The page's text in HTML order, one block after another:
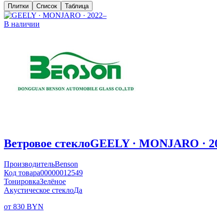
Плитки Список Таблица
В наличии
Ветровое стеклоGEELY · MONJARO ·
ПроизводительBenson
Код товара00000012549
ТонировкаЗелёное
Акустическое стеклоДа
от 830 BYN